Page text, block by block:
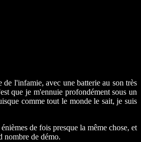
l'infamie, avec une batterie au son très
que je m'ennuie profondément sous un
comme tout le monde le sait, je suis
de fois presque la même chose, et
nombre de démo.